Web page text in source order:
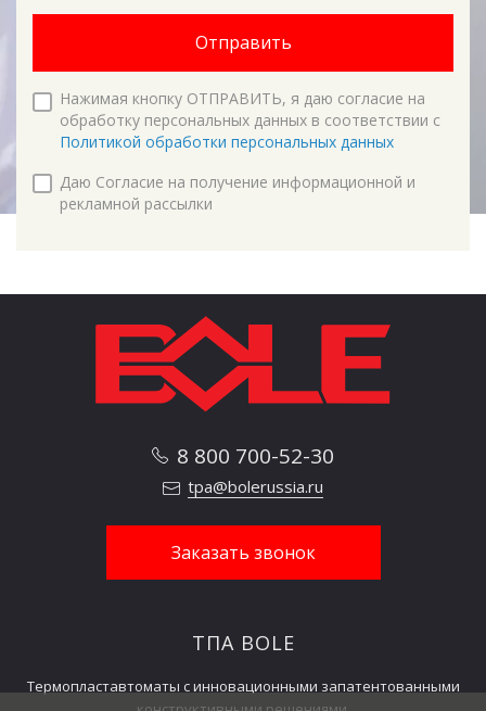
Отправить
Нажимая кнопку ОТПРАВИТЬ, я даю согласие на
обработку персональных данных в соответствии с
Политикой обработки персональных данных
Даю Согласие на получение информационной и
рекламной рассылки
8 800 700-52-30
tpa@bolerussia.ru
Заказать звонок
ТПА BOLE
Термопластавтоматы с инновационными запатентованными